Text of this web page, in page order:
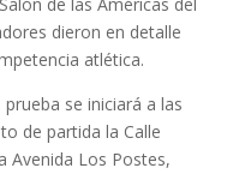
de las Américas del
dieron en detalle
atlética.
se iniciará a las
de partida la Calle
Avenida Los Postes,